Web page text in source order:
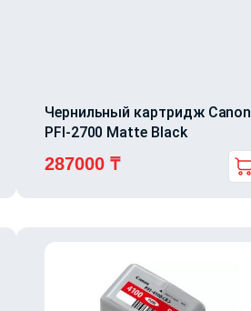
Чернильный картридж Canon
PFI-2700 Matte Black
287000 ₸